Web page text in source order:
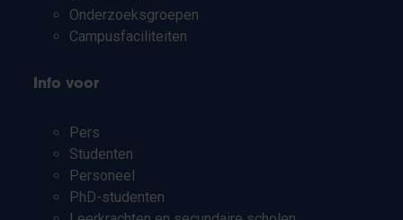
Onderzoeksgroepen
Campusfaciliteiten
Info voor
Pers
Studenten
Personeel
PhD-studenten